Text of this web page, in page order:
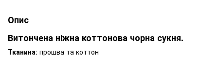
Опис
Витончена ніжна коттонова чорна сукня.
Тканина: прошва та коттон